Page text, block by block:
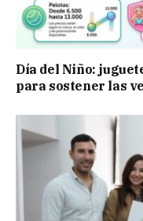
Día del Niño:
para sostener las